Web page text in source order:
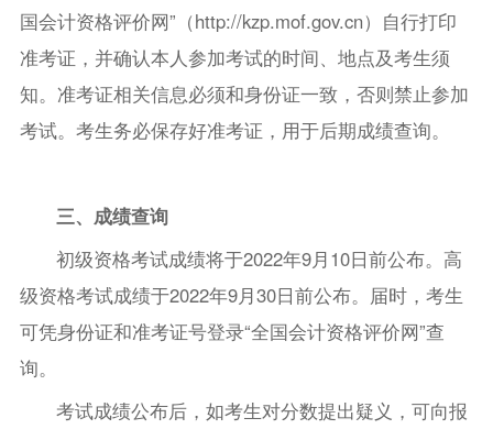
国会计资格评价网”（http://kzp.mof.gov.cn）自行打印
准考证，并确认本人参加考试的时间、地点及考生须
知。准考证相关信息必须和身份证一致，否则禁止参加
考试。考生务必保存好准考证，用于后期成绩查询。
三、成绩查询
初级资格考试成绩将于2022年9月10日前公布。高
级资格考试成绩于2022年9月30日前公布。届时，考生
可凭身份证和准考证号登录“全国会计资格评价网”查
询。
考试成绩公布后，如考生对分数提出疑义，可向报